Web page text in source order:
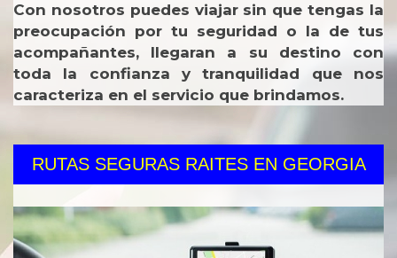
Con nosotros puedes viajar sin que tengas la
preocupación por tu seguridad o la de tus
acompañantes, llegaran a su destino con
toda la confianza y tranquilidad que nos
caracteriza en el servicio que brindamos.
RUTAS SEGURAS RAITES EN GEORGIA